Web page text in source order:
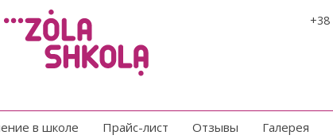
+38
в школе Прайс-лист Отзывы Галерея